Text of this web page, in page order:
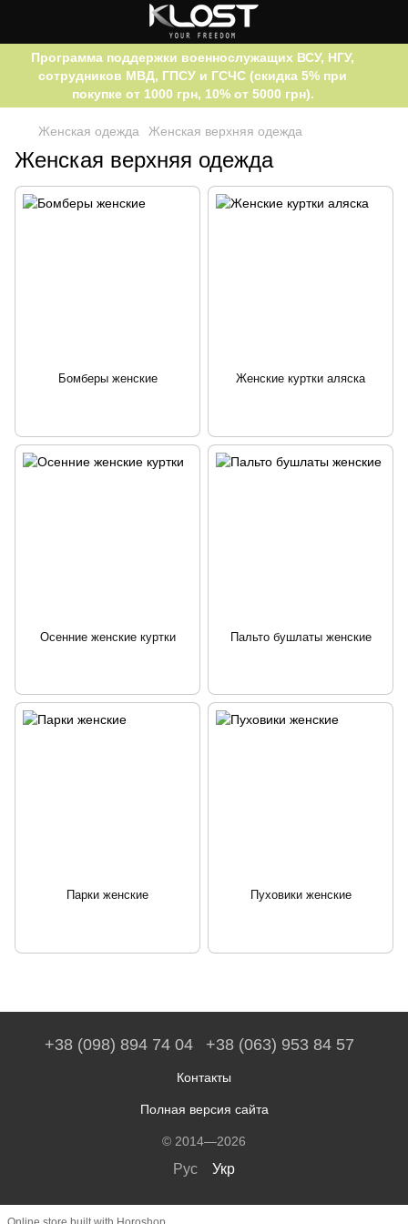
Программа поддержки военнослужащих ВСУ, НГУ,
сотрудников МВД, ГПСУ и ГСЧС (скидка 5% при
покупке от 1000 грн, 10% от 5000 грн).
Женская одежда Женская верхняя одежда
Женская верхняя одежда
Бомберы женские Женские куртки аляска
Осенние женские куртки Пальто бушлаты женские
Парки женские Пуховики женские
+38 (098) 894 74 04 +38 (063) 953 84 57
Контакты
Полная версия сайта
© 2014—2026
Рус Укр